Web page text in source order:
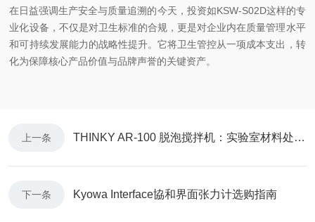
在日益强调生产安全与质量追溯的今天，投资如KSW-S02D这样的专
业化设备，不仅是对卫生标准的合规，更是对企业内在质量管理水平
和可持续发展能力的战略性提升。它将卫生管控从一项成本支出，转
化为保障核心产品价值与品牌声誉的关键资产。
上一条 THINKY AR-100 脱泡搅拌机：实验室材料处理的革新工具
下一条 Kyowa Interface協和界面张力计选购指南